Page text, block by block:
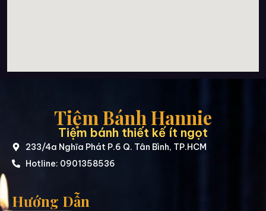
Tiệm Bánh Hannie
Tiệm bánh thiết kế ít ngọt
233/4a Nghĩa Phát P.6 Q. Tân Bình, TP.HCM
Hotline: 0901358536
Hướng Dẫn